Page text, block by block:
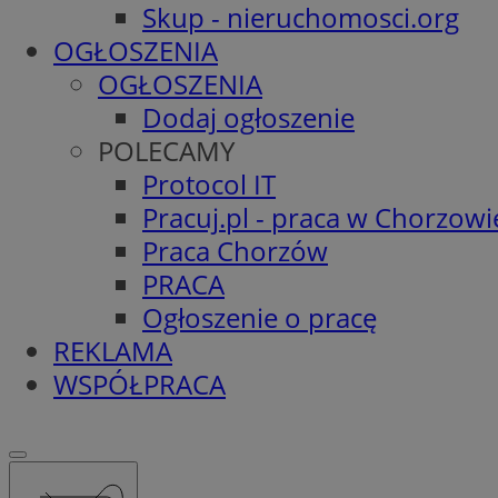
Skup - nieruchomosci.org
OGŁOSZENIA
OGŁOSZENIA
Dodaj ogłoszenie
POLECAMY
Protocol IT
Pracuj.pl - praca w
Praca Chorzów
PRACA
Ogłoszenie o pracę
REKLAMA
WSPÓŁPRACA